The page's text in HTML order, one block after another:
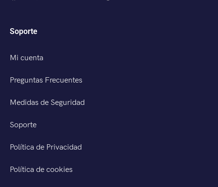
Soporte
Mi cuenta
Preguntas Frecuentes
Medidas de Seguridad
Soporte
Política de Privacidad
Política de cookies